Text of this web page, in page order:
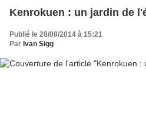
Kenrokuen : un jardin de
Publié le 28/08/2014 à 15:21
Par Ivan Sigg